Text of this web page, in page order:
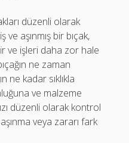
düzenli olarak
aşınmış bir bıçak,
ve işleri daha zor hale
ne zaman
ne kadar sıklıkla
ve malzeme
düzenli olarak kontrol
veya zararı fark